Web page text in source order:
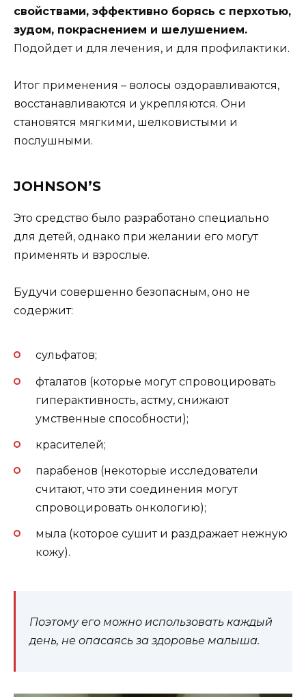
свойствами, эффективно борясь с перхотью,
зудом, покраснением и шелушением.
Подойдет и для лечения, и для профилактики.
Итог применения – волосы оздоравливаются,
восстанавливаются и укрепляются. Они
становятся мягкими, шелковистыми и
послушными.
JOHNSON’S
Это средство было разработано специально
для детей, однако при желании его могут
применять и взрослые.
Будучи совершенно безопасным, оно не
содержит:
сульфатов;
фталатов (которые могут спровоцировать
гиперактивность, астму, снижают
умственные способности);
красителей;
парабенов (некоторые исследователи
считают, что эти соединения могут
спровоцировать онкологию);
мыла (которое сушит и раздражает нежную
кожу).
Поэтому его можно использовать каждый
день, не опасаясь за здоровье малыша.